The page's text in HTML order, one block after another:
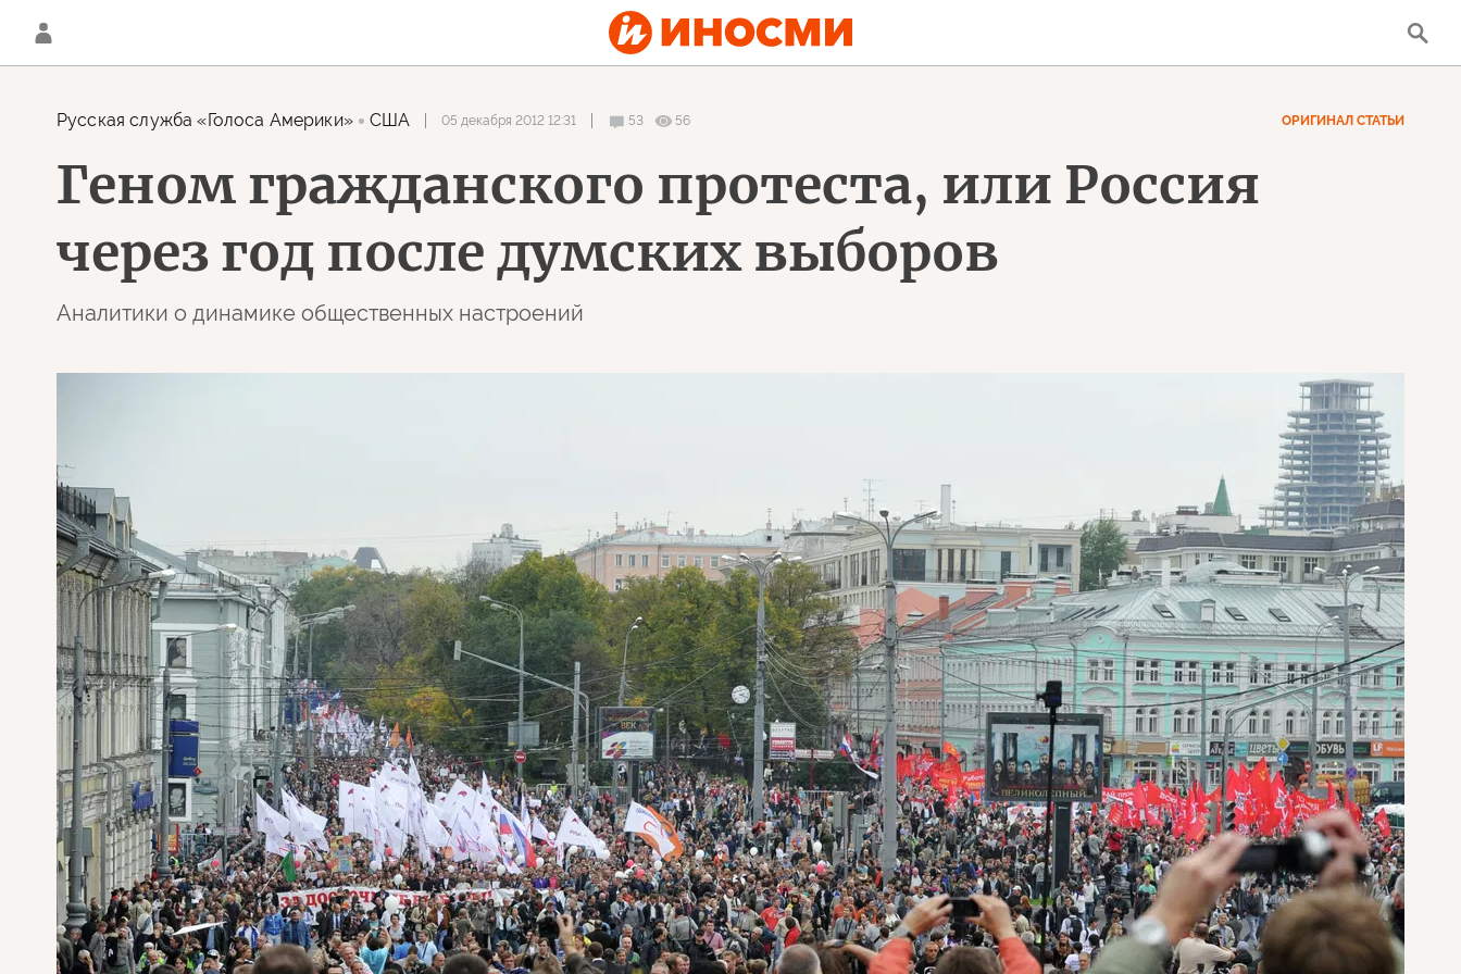
Русская служба «Голоса Америки» США 05 декабря 2012 12:31 53 56 ОРИГИНАЛ СТАТЬИ
Геном гражданского протеста, или Россия
через год после думских выборов
Аналитики о динамике общественных настроений